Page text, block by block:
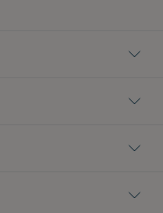
Det är ett säkert,